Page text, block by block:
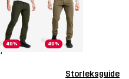
40% 40%
Storleksguide